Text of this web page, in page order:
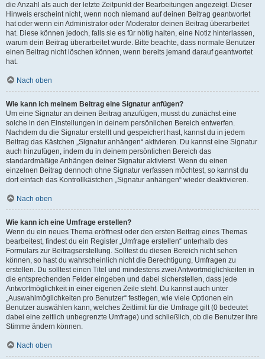
die Anzahl als auch der letzte Zeitpunkt der Bearbeitungen angezeigt. Dieser
Hinweis erscheint nicht, wenn noch niemand auf deinen Beitrag geantwortet
hat oder wenn ein Administrator oder Moderator deinen Beitrag überarbeitet
hat. Diese können jedoch, falls sie es für nötig halten, eine Notiz hinterlassen,
warum dein Beitrag überarbeitet wurde. Bitte beachte, dass normale Benutzer
einen Beitrag nicht löschen können, wenn bereits jemand darauf geantwortet
hat.
Nach oben
Wie kann ich meinem Beitrag eine Signatur anfügen?
Um eine Signatur an deinen Beitrag anzufügen, musst du zunächst eine
solche in den Einstellungen in deinem persönlichen Bereich entwerfen.
Nachdem du die Signatur erstellt und gespeichert hast, kannst du in jedem
Beitrag das Kästchen „Signatur anhängen“ aktivieren. Du kannst eine Signatur
auch hinzufügen, indem du in deinem persönlichen Bereich das
standardmäßige Anhängen deiner Signatur aktivierst. Wenn du einen
einzelnen Beitrag dennoch ohne Signatur verfassen möchtest, so kannst du
dort einfach das Kontrollkästchen „Signatur anhängen“ wieder deaktivieren.
Nach oben
Wie kann ich eine Umfrage erstellen?
Wenn du ein neues Thema eröffnest oder den ersten Beitrag eines Themas
bearbeitest, findest du ein Register „Umfrage erstellen“ unterhalb des
Formulars zur Beitragserstellung. Solltest du diesen Bereich nicht sehen
können, so hast du wahrscheinlich nicht die Berechtigung, Umfragen zu
erstellen. Du solltest einen Titel und mindestens zwei Antwortmöglichkeiten in
die entsprechenden Felder eingeben und dabei sicherstellen, dass jede
Antwortmöglichkeit in einer eigenen Zeile steht. Du kannst auch unter
„Auswahlmöglichkeiten pro Benutzer“ festlegen, wie viele Optionen ein
Benutzer auswählen kann, welches Zeitlimit für die Umfrage gilt (0 bedeutet
dabei eine zeitlich unbegrenzte Umfrage) und schließlich, ob die Benutzer ihre
Stimme ändern können.
Nach oben